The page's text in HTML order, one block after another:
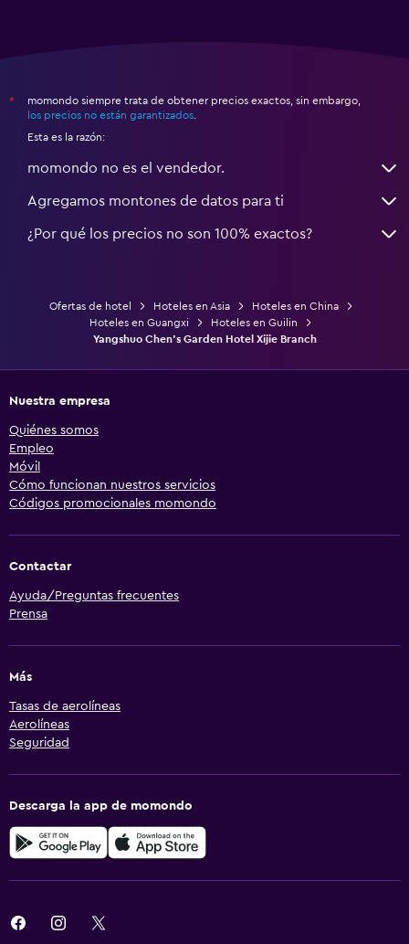
*
momondo siempre trata de obtener precios exactos, sin embargo,
los precios no están garantizados
Esta es la razón:
momondo no es el vendedor.
Agregamos montones de datos para ti
¿Por qué los precios no son 100% exactos?
Ofertas de hotel Hoteles en Asia
Hoteles en China
Hoteles en Guangxi
Hoteles en Guilin
Yangshuo Chen's Garden Hotel Xijie Branch
Nuestra empresa
Quiénes somos
Empleo
Móvil
Cómo funcionan nuestros servicios
Códigos promocionales momondo
Contactar
Ayuda/Preguntas frecuentes
Prensa
Más
Tasas de aerolíneas
Aerolíneas
Seguridad
Descarga la app de momondo